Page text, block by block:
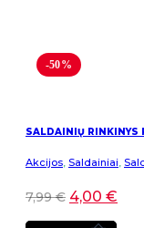
-50%
SALDAINIŲ RINKINYS
Akcijos, Saldainiai,
7,99€ 4,00 €